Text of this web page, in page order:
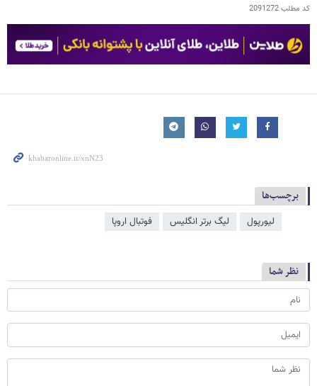
کد مطلب2091272
برچسب‌ها
لیورپول لیگ برتر انگلیس فوتبال اروپا
نظر شما